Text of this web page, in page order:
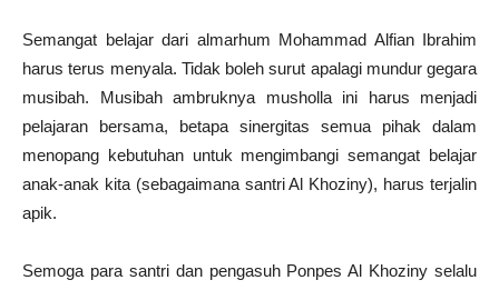
Semangat belajar dari almarhum Mohammad Alfian Ibrahim
harus terus menyala. Tidak boleh surut apalagi mundur gegara
musibah. Musibah ambruknya musholla ini harus menjadi
pelajaran bersama, betapa sinergitas semua pihak dalam
menopang kebutuhan untuk mengimbangi semangat belajar
anak-anak kita (sebagaimana santri Al Khoziny), harus terjalin
apik.
Semoga para santri dan pengasuh Ponpes Al Khoziny selalu